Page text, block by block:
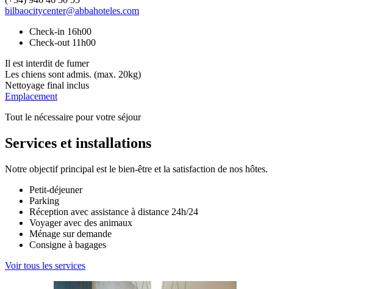
bilbaocitycenter@abbahoteles.com
Check-in 16h00
Check-out 11h00
Il est interdit de fumer
Les chiens sont admis. (max. 20kg)
Nettoyage final inclus
Emplacement
Tout le nécessaire pour votre séjour
Services et installations
Notre objectif principal est le bien-être et la satisfaction de nos hôtes.
Petit-déjeuner
Parking
Réception avec assistance à distance 24h/24
Voyager avec des animaux
Ménage sur demande
Consigne à bagages
Voir tous les services